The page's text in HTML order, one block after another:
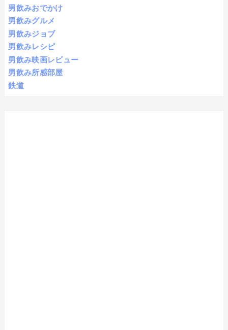
男飲みおでかけ
男飲みグルメ
男飲みジョブ
男飲みレシピ
男飲み映画レビュー
男飲み所感部屋
鉄道